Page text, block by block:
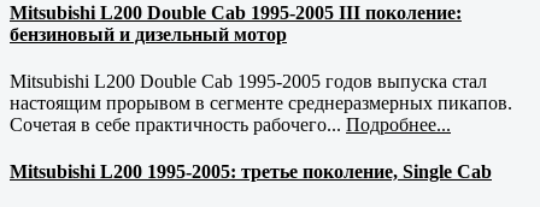
Mitsubishi L200 Double Cab 1995-2005 III поколение:
бензиновый и дизельный мотор
Mitsubishi L200 Double Cab 1995-2005 годов выпуска стал
настоящим прорывом в сегменте среднеразмерных пикапов.
Сочетая в себе практичность рабочего... Подробнее...
Mitsubishi L200 1995-2005: третье поколение, Single Cab